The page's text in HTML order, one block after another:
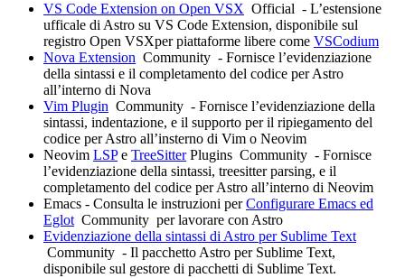
VS Code Extension on Open VSX Official - L’estensione
ufficale di Astro su VS Code Extension, disponibile sul
registro Open VSXper piattaforme libere come VSCodium
Nova Extension Community - Fornisce l’evidenziazione
della sintassi e il completamento del codice per Astro
all’interno di Nova
Vim Plugin Community - Fornisce l’evidenziazione della
sintassi, indentazione, e il supporto per il ripiegamento del
codice per Astro all’insterno di Vim o Neovim
Neovim LSPe TreeSitterPlugins Community - Fornisce
l’evidenziazione della sintassi, treesitter parsing, e il
completamento del codice per Astro all’interno di Neovim
Emacs - Consulta le instruzioni perConfigurare Emacs ed
Eglot Community per lavorare con Astro
Evidenziazione della sintassi di Astro per Sublime Text
Community - Il pacchetto Astro per Sublime Text,
disponibile sul gestore di pacchetti di Sublime Text.